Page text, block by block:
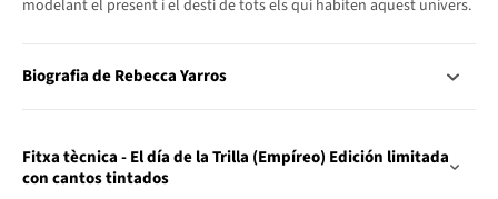
modelant el present i el destí de tots els qui habiten aquest univers.
Biografia de Rebecca Yarros
Fitxa tècnica - El día de la Trilla (Empíreo) Edición limitada
con cantos tintados